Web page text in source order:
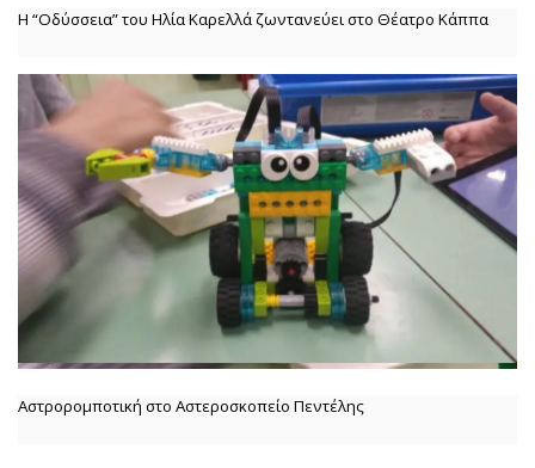
Η “Οδύσσεια” του Ηλία Καρελλά ζωντανεύει στο Θέατρο Κάππα
Αστρορομποτική στο Αστεροσκοπείο Πεντέλης